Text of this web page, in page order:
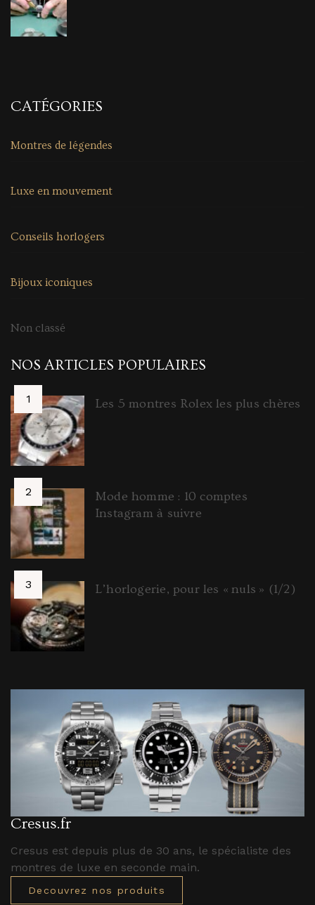
CATÉGORIES
Montres de légendes
Luxe en mouvement
Conseils horlogers
Bijoux iconiques
Non classé
NOS ARTICLES POPULAIRES
Les 5 montres Rolex les plus chères
Mode homme : 10 comptes
Instagram à suivre
L’horlogerie, pour les « nuls » (1/2)
Cresus.fr
Cresus est depuis plus de 30 ans, le spécialiste des
montres de luxe en seconde main.
Decouvrez nos produits